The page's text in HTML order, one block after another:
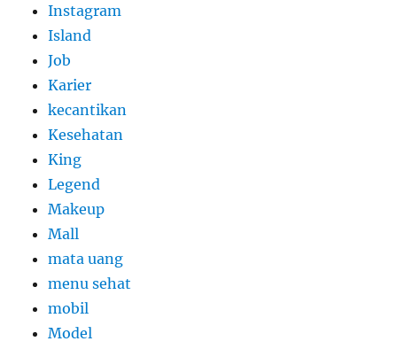
Instagram
Island
Job
Karier
kecantikan
Kesehatan
King
Legend
Makeup
Mall
mata uang
menu sehat
mobil
Model